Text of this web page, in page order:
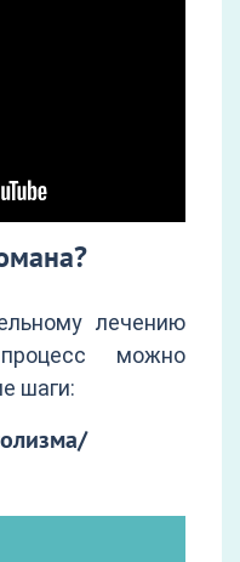
лечению
можно
шаги: